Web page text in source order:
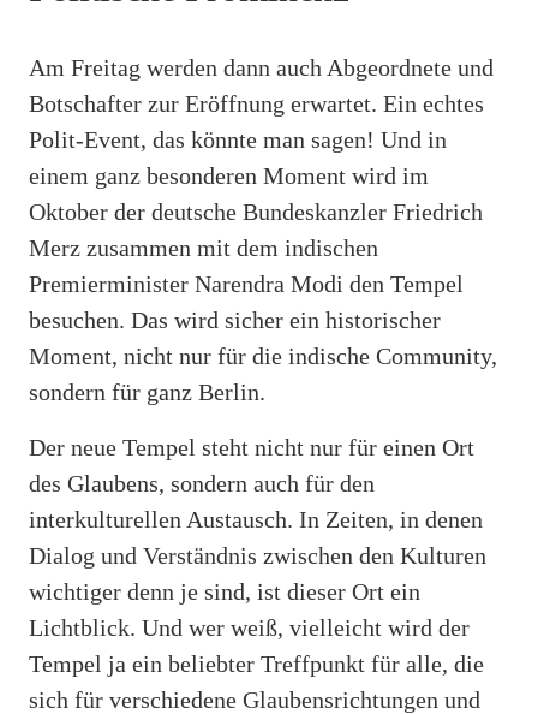
Am Freitag werden dann auch Abgeordnete und
Botschafter zur Eröffnung erwartet. Ein echtes
Polit-Event, das könnte man sagen! Und in
einem ganz besonderen Moment wird im
Oktober der deutsche Bundeskanzler Friedrich
Merz zusammen mit dem indischen
Premierminister Narendra Modi den Tempel
besuchen. Das wird sicher ein historischer
Moment, nicht nur für die indische Community,
sondern für ganz Berlin.
Der neue Tempel steht nicht nur für einen Ort
des Glaubens, sondern auch für den
interkulturellen Austausch. In Zeiten, in denen
Dialog und Verständnis zwischen den Kulturen
wichtiger denn je sind, ist dieser Ort ein
Lichtblick. Und wer weiß, vielleicht wird der
Tempel ja ein beliebter Treffpunkt für alle, die
sich für verschiedene Glaubensrichtungen und